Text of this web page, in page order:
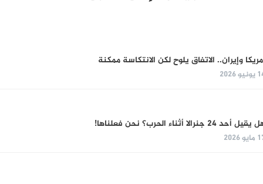
وإيران.. الاتفاق يلوح لكن الانتكاسة ممكنة
2026
أحد 24 جنرالا أثناء الحرب؟ نحن فعلناها!
2026